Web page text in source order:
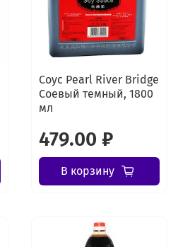
Соус Pearl River Bridge
Соевый темный, 1800
мл
479.00 ₽
В корзину